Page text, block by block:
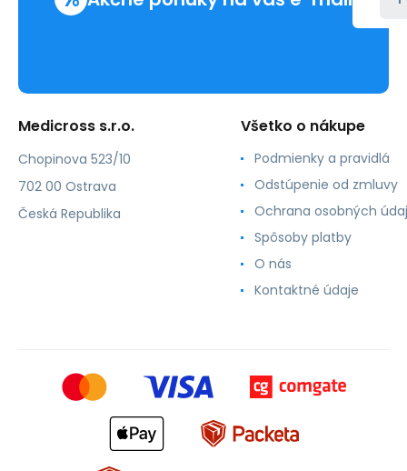
Medicross s.r.o.
Chopinova 523/10
702 00 Ostrava
Česká Republika
Všetko o nákupe
Podmienky a pravidlá
Odstúpenie od zmluvy
Ochrana osobných
Spôsoby platby
O nás
Kontaktné údaje